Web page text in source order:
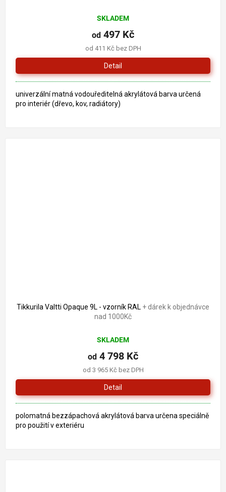
SKLADEM
od 411 Kč bez DPH
od 497 Kč
Detail
univerzální matná vodouředitelná akrylátová barva určená
pro interiér (dřevo, kov, radiátory)
Tikkurila Valtti Opaque 9L - vzorník RAL + dárek k objednávce
nad 1000Kč
SKLADEM
od 3 965 Kč bez DPH
od 4 798 Kč
Detail
polomatná bezzápachová akrylátová barva určena speciálně
pro použití v exteriéru